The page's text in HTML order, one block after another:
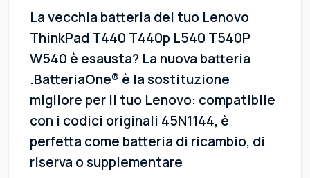
La vecchia batteria del tuo Lenovo
ThinkPad T440 T440p L540 T540P
W540 è esausta? La nuova batteria
.BatteriaOne® è la sostituzione
migliore per il tuo Lenovo: compatibile
con i codici originali 45N1144, è
perfetta come batteria di ricambio, di
riserva o supplementare